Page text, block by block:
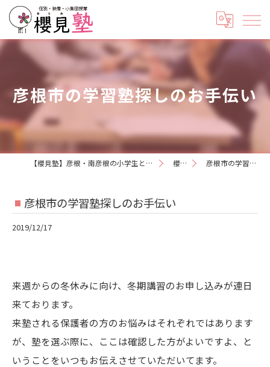
彦根市の学習塾探しのお手伝い
【櫻見塾】彦根・南彦根の小学生と中学生専門の個別指導塾《5教科対応》 櫻見日記 彦根市の学習塾探しのお手伝い
彦根市の学習塾探しのお手伝い
2019/12/17
来週からの冬休みに向け、冬期講習のお申し込みが連日
来ております。
来塾される保護者の方のお悩みはそれぞれではあります
が、塾を選ぶ際に、ここは確認した方がよいですよ、と
いうことをいつもお伝えさせていただいてます。